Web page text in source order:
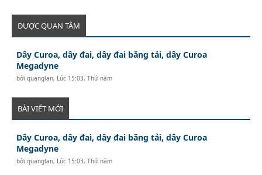
ĐƯỢC QUAN TÂM
Dây Curoa, dây đai, dây đai băng tải, dây Curoa
Megadyne
bởiquanglan, Lúc 15:03, Thứ năm
BÀI VIẾT MỚI
Dây Curoa, dây đai, dây đai băng tải, dây Curoa
Megadyne
bởiquanglan, Lúc 15:03, Thứ năm